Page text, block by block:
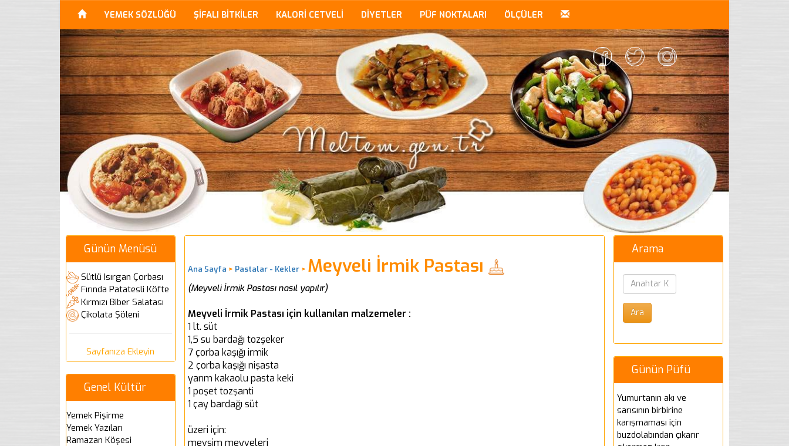
YEMEK SÖZLÜĞÜ ŞİFALI BİTKİLER KALORİ CETVELİ DİYETLER PÜF NOKTALARI ÖLÇÜLER
Ana Sayfa > Pastalar - Kekler> Meyveli İrmik Pastası
(Meyveli İrmik Pastası nasıl yapılır)
Meyveli İrmik Pastası için kullanılan malzemeler :
1 lt. süt
1,5 su bardağı tozşeker
7 çorba kaşığı irmik
2 çorba kaşığı nişasta
yarım kakaolu pasta keki
1 poşet tozşanti
1 çay bardağı süt
üzeri için:
mevsim meyveleri
Günün Menüsü
Sütlü Isırgan Çorbası
Fırında Patatesli Köfte
Kırmızı Biber Salatası
Çikolata Şöleni
Sayfanıza Ekleyin
Genel Kültür
Yemek Pişirme
Yemek Yazıları
Ramazan Köşesi
Arama
Günün Püfü
Yumurtanın akı ve
sarısının birbirine
karışmaması için
buzdolabından çıkarır